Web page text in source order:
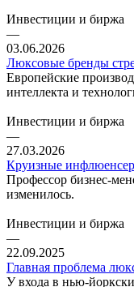
Инвестиции и биржа
—
03.06.2026
Люксовые бренды
Европейские
интеллекта и
Инвестиции и биржа
—
27.03.2026
Круизные
Профессор бизнес-
изменилось.
Инвестиции и биржа
—
22.09.2025
Главная проблема
У входа в нью-